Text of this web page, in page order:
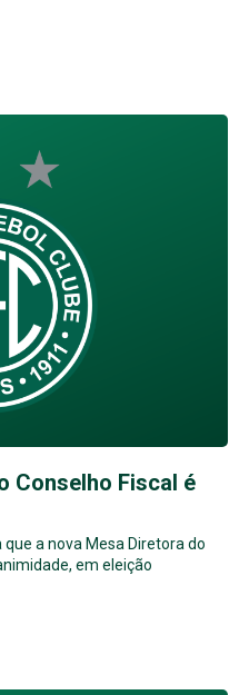
Conselho Fiscal é
a nova Mesa Diretora do
em eleição